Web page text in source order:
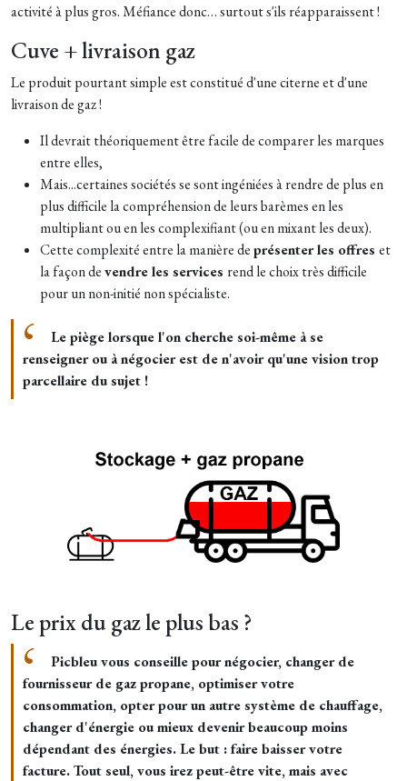
activité à plus gros. Méfiance donc… surtout s'ils réapparaissent !
Cuve + livraison gaz
Le produit pourtant simple est constitué d'une citerne et d'une
livraison de gaz !
Il devrait théoriquement être facile de comparer les marques
entre elles,
Mais...certaines sociétés se sont ingéniées à rendre de plus en
plus difficile la compréhension de leurs barèmes en les
multipliant ou en les complexifiant (ou en mixant les deux).
Cette complexité entre la manière deprésenter les offres et
la façon devendre les services rend le choix très difficile
pour un non-initié non spécialiste.
Le piège lorsque l'on cherche soi-même à se
renseigner ou à négocier est de n'avoir qu'une vision trop
parcellaire du sujet !
Le prix du gaz le plus bas ?
Picbleu vous conseille pour négocier, changer de
fournisseur de gaz propane, optimiser votre
consommation, opter pour un autre système de chauffage,
changer d'énergie ou mieux devenir beaucoup moins
dépendant des énergies. Le but : faire baisser votre
facture. Tout seul, vous irez peut-être vite, mais avec